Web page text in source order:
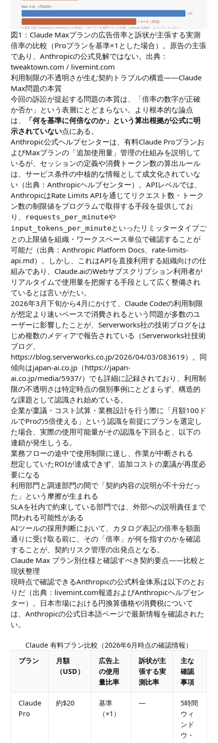
Max 20x（月$200）
×20
× 6〜8（実測）
※ 原告主張（tweaktown.com/livemint.com報道）。Proプランを基準×1とした比較。Anthropicは確認・コメントしていない。
図1：Claude Maxプランの広告倍率と訴状が主張する実測
倍率の比較（Proプランを基準×1とした場合）。原告の主張
であり、Anthropicの公式見解ではない。出典：
tweaktown.com / livemint.com
利用制限の不透明さが生む契約トラブルの構造——Claude
Max問題の本質
今回の訴訟が提起する問題の本質は、「倍率の数字が正確
か否か」という表層にとどまらない。より根本的な論点
は、
「何を基準に何倍なのか」という算出根拠が公式に明
示されていない点にある。
Anthropic公式ヘルプセンターは、有料Claude Proプランお
よびMaxプランの「追加使用量」管理の仕組みを説明して
いるが、セッションの定義や消費トークン数の算出ルール
は、サービス条件の中核的な情報として成文化されていな
い（出典：Anthropicヘルプセンター）。APIレベルでは、
AnthropicはRate Limits APIを通じてリクエスト数・トーク
ン数の制限値をプログラムで取得する手段を提供してお
り、
requests_per_minuteや
input_tokens_per_minuteといったリミッタータイプご
との上限値を組織・ワークスペース単位で確認することが
可能だ（出典：Anthropic Platform Docs、rate-limits-
api.md）。しかし、これはAPIを直接利用する組織向けの仕
組みであり、Claude.aiのWebサブスクリプション利用者が
リアルタイムで使用量を把握する手段として広く整備され
ているとは言いがたい。
2026年3月下旬から4月にかけて、Claude Codeの利用制限
が想定より速いペースで消費されるという問題が多数のユ
ーザーに影響したことが、Serverworks社の技術ブログをは
じめ複数のメディアで報告されている（Serverworks社技術
ブログ、
https://blog.serverworks.co.jp/2026/04/03/083619）。同
傾向はjapan-ai.co.jp（https://japan-
ai.co.jp/media/5937/）でも詳細に記録されており、利用制
限の不透明さは特定時点の個別事例にとどまらず、構造的
な課題として認識され始めている。
企業が稟議・コスト試算・業務設計を行う際に「月額100ド
ルでProの5倍使える」という認識を前提にプランを選定し
た場合、実際の使用可能量がその認識を下回ると、以下の
連鎖が発生しうる。
業務フローの途中で使用制限に達し、作業が中断される
想定していたROIが達成できず、追加コストの稟議が再度必
要になる
利用部門と調達部門の間で「契約内容の説明が不十分だっ
た」という摩擦が生まれる
SLAを社内で約束している部門では、外部への説明責任まで
問われる可能性がある
AIツールの採用判断において、カタログ表記の倍率を額面
通りに受け取る前に、その「倍率」が何を指すのかを確認
することが、契約リスク管理の出発点となる。
Claude Max プラン別仕様と確認すべき契約要点——比較と
現状整理
現時点で確認できるAnthropicの公式料金体系は以下のとお
りだ（出典：livemint.com報道およびAnthropicヘルプセン
ター）。日本市場における円換算価格や消費税について
は、Anthropicの公式日本語ページで最新情報を確認された
い。
Claude 有料プラン比較（2026年6月時点の確認情報）
プラン
月額
（USD）
広告上
の使用
量比率
訴状が主
張する実
測比率
主な
確認
事項
Claude
Pro
約$20
基準
（×1）
—
5時間
ウィ
ンド
ウ・